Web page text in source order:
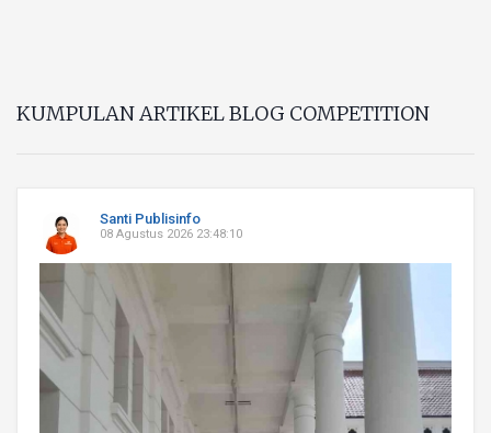
KUMPULAN ARTIKEL BLOG COMPETITION
Santi Publisinfo
08 Agustus 2026 23:48:10